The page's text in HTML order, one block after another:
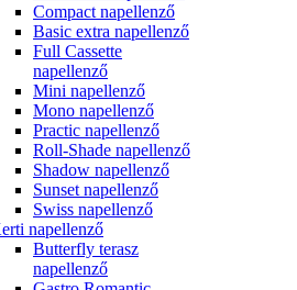
Compact napellenző
Basic extra napellenző
Full Cassette
napellenző
Mini napellenző
Mono napellenző
Practic napellenző
Roll-Shade napellenző
Shadow napellenző
Sunset napellenző
Swiss napellenző
napellenző
Butterfly terasz
napellenző